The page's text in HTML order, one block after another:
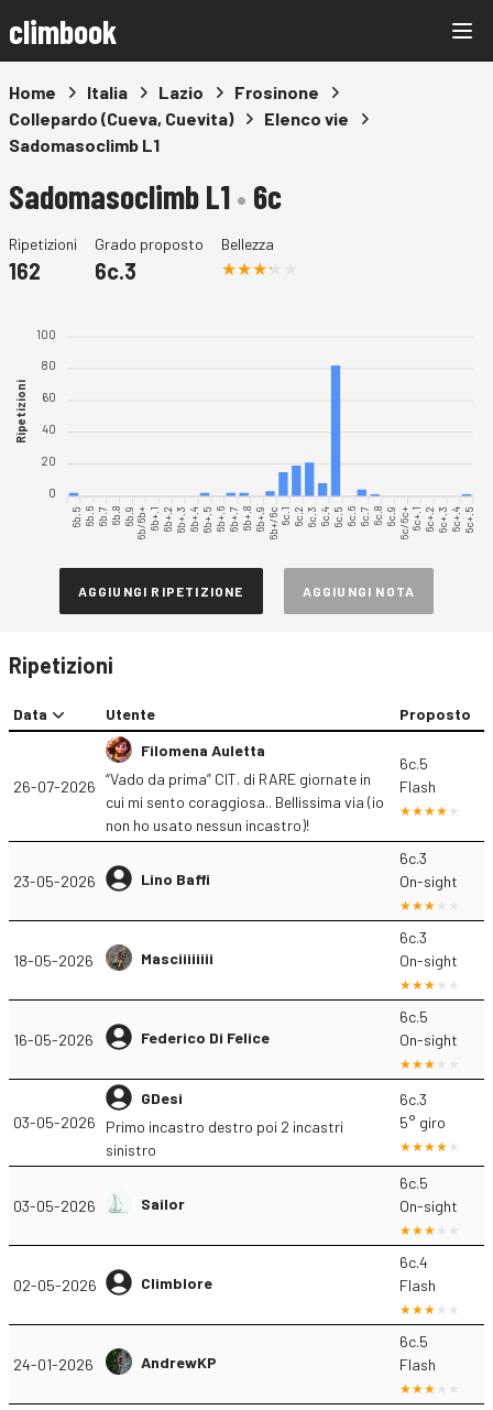
climbook
Home Italia Lazio
Frosinone
Collepardo (Cueva, Cuevita)
Elenco vie
Sadomasoclimb L1
Sadomasoclimb L1• 6c
Ripetizioni
162
Grado proposto
6c.3
Bellezza
100
80
60
40
20
0
Ripetizioni
6b.5 6b.6 6b.7 6b.8 6b.9 6b/6b+ 6b+.1 6b+.2 6b+.3 6b+.4 6b+.5 6b+.6 6b+.7 6b+.8 6b+.9 6b+/6c 6c.1 6c.2 6c.3 6c.4 6c.5 6c.6 6c.7 6c.8 6c.9 6c/6c+6c+.1 6c+.2 6c+.3 6c+.4 6c+.5
AGGIUNGI RIPETIZIONE AGGIUNGI NOTA
Ripetizioni
Data Utente Proposto
26-07-2026
Filomena Auletta
“Vado da prima” CIT. di RARE giornate in
cui mi sento coraggiosa.. Bellissima via (io
non ho usato nessun incastro)!
6c.5
Flash
23-05-2026 Lino Baffi
6c.3
On-sight
18-05-2026 Masciiiiiiii
6c.3
On-sight
16-05-2026 Federico Di Felice
6c.5
On-sight
03-05-2026
GDesi
Primo incastro destro poi 2 incastri
sinistro
6c.3
5° giro
03-05-2026 Sailor
6c.5
On-sight
02-05-2026 Climblore
6c.4
Flash
24-01-2026 AndrewKP
6c.5
Flash